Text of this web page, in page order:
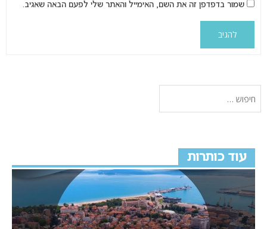
שמור בדפדפן זה את השם, האימייל והאתר שלי לפעם הבאה שאגיב.
עוד כותרות